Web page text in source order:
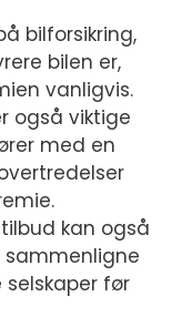
bilforsikring,
bilen er,
vanligvis.
også viktige
med en
kan også
sammenligne
før